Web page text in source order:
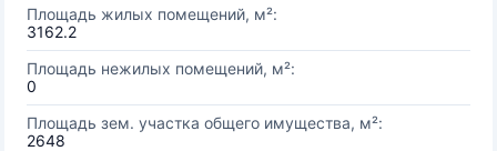
Площадь жилых помещений, м²:
3162.2
Площадь нежилых помещений, м²:
0
Площадь зем. участка общего имущества, м²:
2648